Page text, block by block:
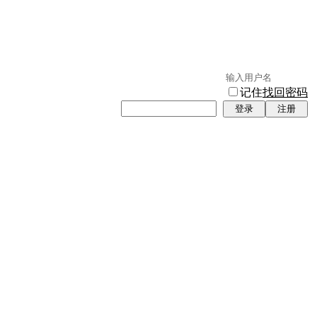
记住找回密码
登录 注册